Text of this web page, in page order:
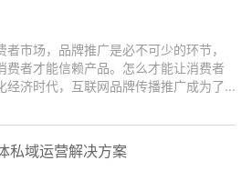
市场，品牌推广是必不可少的环节，
费者才能信赖产品。怎么才能让消费者
经济时代，互联网品牌传播推广成为了...
私域运营解决方案